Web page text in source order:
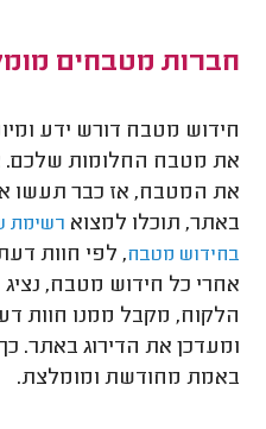
חברות מטבחים
חידוש מטבח דורש ידע
את מטבח החלומות
את המטבח, אז כבר תעשו
באתר, תוכלו למצוא רשימת
בחידוש מטבח, לפי חוות
אחרי כל חידוש מטבח,
הלקוח, מקבל ממנו חוות
ומעדכן את הדירוג באתר.
באמת מחודשת ומומלצת.